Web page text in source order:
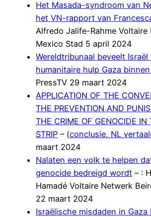
Het Masada-syndroom van
het VN-rapport van
Alfredo Jalife-Rahme Voltaire
Mexico Stad 5 april 2024
Wereldtribunaal beveelt Israël
humanitaire hulp Gaza
PressTV 29 maart 2024
APPLICATION OF THE
THE PREVENTION AND
THE CRIME OF GENOCIDE IN
STRIP – (conclusie, NL
maart 2024
Nalaten een volk te helpen
genocide bedreigd wordt – :
Hamadé Voltaire Netwerk
22 maart 2024
Israëlische misdaden in Gaza